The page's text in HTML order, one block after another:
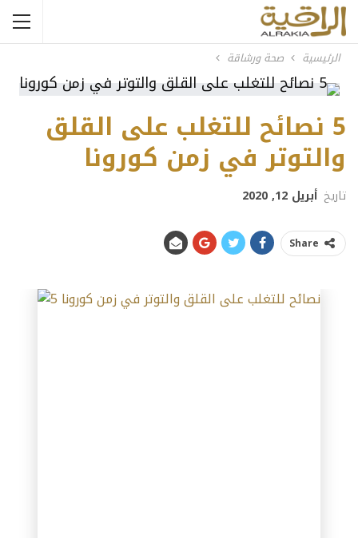
الرئيسية صحة ورشاقة
5 نصائح للتغلب على القلق
والتوتر في زمن كورونا
تاريخ أبريل 12, 2020
Share